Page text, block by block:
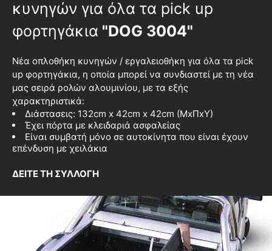
κυνηγών για όλα τα pick up
φορτηγάκια "DOG 3004"
Νέα οπλοθήκη κυνηγών / εργαλειοθήκη για όλα τα pick
up φορτηγάκια, η οποία μπορεί να συνδιαστεί με τη νέα
μας σειρά ρολών αλουμινίου, με τα εξής
χαρακτηριστικά:
Διάστασεις: 132cm x 42cm x 42cm (MxΠxY)
Έχει πόρτα µε κλειδαριά ασφαλείας
Είναι συμβατή μόνο σε αυτοκίνητα που είναι έχουν
επένδυση με χειλάκια
ΔΕΙΤΕ ΤΗ ΣΥΛΛΟΓΗ